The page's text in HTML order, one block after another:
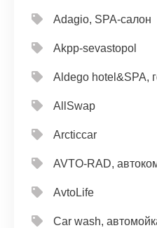
Adagio, SPA-салон
Akpp-sevastopol
Aldego hotel&SPA,
AllSwap
Arcticcar
AVTO-RAD,
AvtoLife
Car wash,